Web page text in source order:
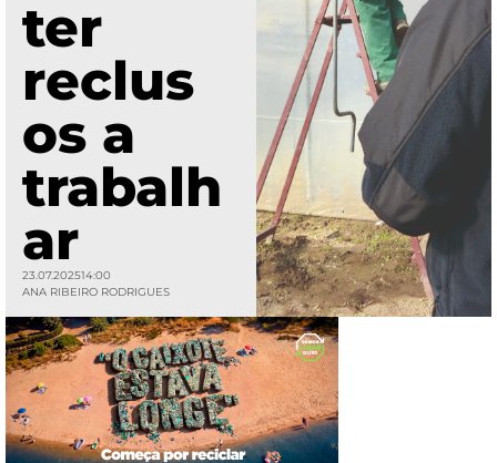
ter
reclus
os a
trabalh
ar
23.07.202514:00
ANA RIBEIRO RODRIGUES